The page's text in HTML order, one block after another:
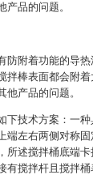
品的问题。
防附着功能的导
拌棒表面都会附
产品的问题。
下技术方案：一
端左右两侧对称
所述搅拌桶底端
有搅拌杆且搅拌